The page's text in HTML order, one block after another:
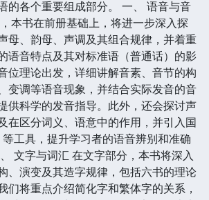
的各个重要组成部分。 一、 语音与音
本书在前册基础上，将进一步深入探
母、韵母、声调及其组合规律，并着重
语音特点及其对标准语（普通话）的影
位理论出发，详细讲解音素、音节的构
变调等语音现象，并结合实际发音的音
供科学的发音指导。此外，还会探讨声
在区分词义、语意中的作用，并引入国
工具，提升学习者的语音辨别和准确
文字与词汇 在文字部分，本书将深入
、演变及其造字规律，包括六书的理论
们将重点介绍简化字和繁体字的关系，